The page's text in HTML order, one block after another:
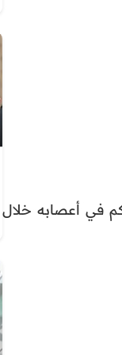
في أعصابه خلال